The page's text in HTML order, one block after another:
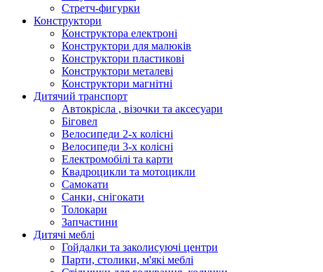
Стретч-фигурки
Конструктори
Конструктора електроні
Конструктори для малюків
Конструктори пластикові
Конструктори металеві
Конструктори магнітні
Дитячий транспорт
Автокрісла , візочки та аксесуари
Біговел
Велосипеди 2-х колісні
Велосипеди 3-х колісні
Електромобілі та карти
Квадроцикли та мотоцикли
Самокати
Санки, снігокати
Толокари
Запчастини
Дитячі меблі
Гойдалки та заколисуючі центри
Парти, столики, м'які меблі